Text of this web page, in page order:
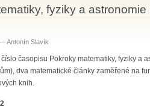
fyziky a astronomie
—Antonín Slavík
časopisu Pokroky matematiky, fyziky
dva matematické články zaměřené na
knih.